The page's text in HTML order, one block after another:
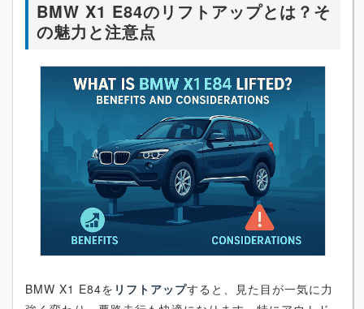
BMW X1 E84のリフトアップとは？そ
の魅力と注意点
BMW X1 E84を リフトアップすると、見た目が一気に力